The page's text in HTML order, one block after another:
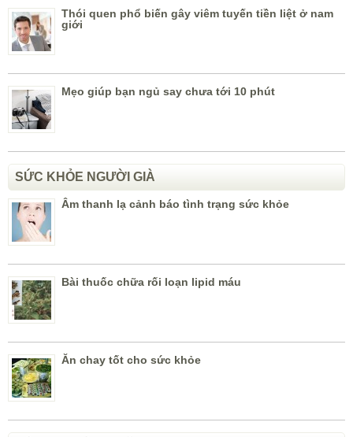
Thói quen phổ biến gây viêm tuyến tiền liệt ở nam
giới
Mẹo giúp bạn ngủ say chưa tới 10 phút
SỨC KHỎE NGƯỜI GIÀ
Âm thanh lạ cảnh báo tình trạng sức khỏe
Bài thuốc chữa rối loạn lipid máu
Ăn chay tốt cho sức khỏe